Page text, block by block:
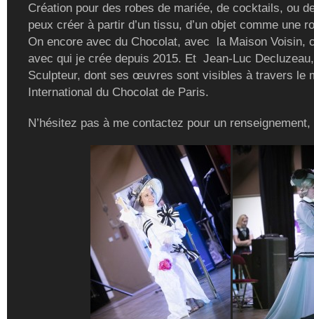
Création pour des robes de mariée, de cocktails, ou
peux créer à partir d’un tissu, d’un objet comme une
On encore avec du Chocolat, avec la Maison Voisin,
avec qui je crée depuis 2015. Et Jean-Luc
Sculpteur, dont ses œuvres sont visibles à travers le
International du Chocolat de Paris.
N’hésitez pas à me contactez pour un